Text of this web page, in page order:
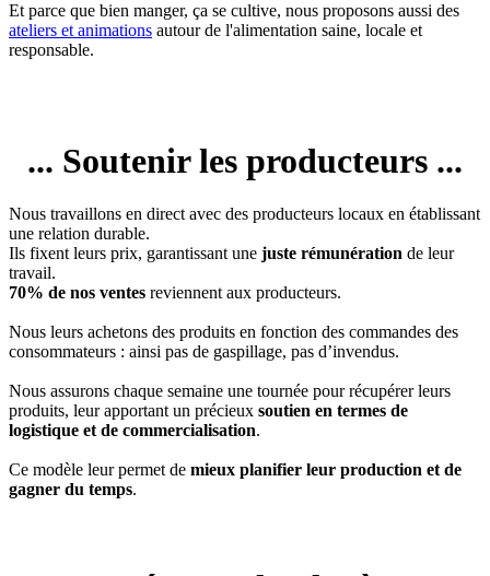
Et parce que bien manger, ça se cultive, nous proposons aussi des
ateliers et animations autour de l'alimentation saine, locale et
responsable.
... Soutenir les producteurs ...
Nous travaillons en direct avec des producteurs locaux en établissant
une relation durable.
Ils fixent leurs prix, garantissant une juste rémunération de leur
travail.
70% de nos ventes reviennent aux producteurs.
Nous leurs achetons des produits en fonction des commandes des
consommateurs : ainsi pas de gaspillage, pas d’invendus.
Nous assurons chaque semaine une tournée pour récupérer leurs
produits, leur apportant un précieux soutien en termes de
logistique et de commercialisation.
Ce modèle leur permet de mieux planifier leur production et de
gagner du temps.